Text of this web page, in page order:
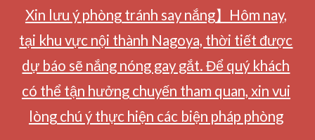
Xin lưu ý phòng tránh say nắng】Hôm nay,
tại khu vực nội thành Nagoya, thời tiết được
dự báo sẽ nắng nóng gay gắt. Để quý khách
có thể tận hưởng chuyến tham quan, xin vui
lòng chú ý thực hiện các biện pháp phòng